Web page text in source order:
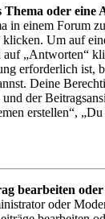
Thema oder eine
in einem Forum
klicken. Um auf
auf „Antworten“
erforderlich ist,
Deine
der
erstellen“,
bearbeiten oder
oder